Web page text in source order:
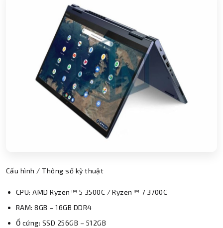
Cấu hình / Thông số kỹ thuật
CPU: AMD Ryzen™ 5 3500C / Ryzen™ 7 3700C
RAM: 8GB – 16GB DDR4
Ổ cứng: SSD 256GB – 512GB